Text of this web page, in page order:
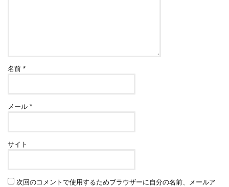
名前*
メール*
サイト
次回のコメントで使用するためブラウザーに自分の名前、メールア